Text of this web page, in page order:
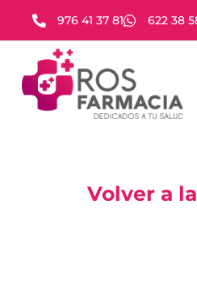
976 41 37 81 622 38
Volver a